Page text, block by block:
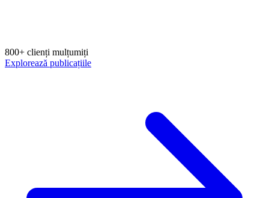
800+ clienți mulțumiți
Explorează publicațiile